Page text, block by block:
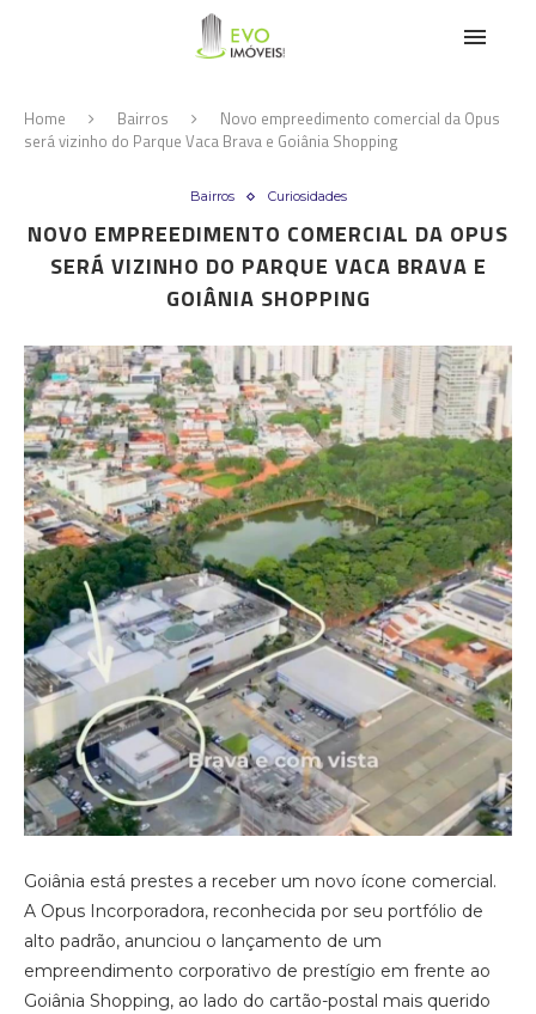
Home Bairros
Novo empreedimento comercial da Opus
será vizinho do Parque Vaca Brava e Goiânia Shopping
Bairros Curiosidades
NOVO EMPREEDIMENTO COMERCIAL DA OPUS
SERÁ VIZINHO DO PARQUE VACA BRAVA E
GOIÂNIA SHOPPING
Goiânia está prestes a receber um novo ícone comercial.
A Opus Incorporadora, reconhecida por seu portfólio de
alto padrão, anunciou o lançamento de um
empreendimento corporativo de prestígio em frente ao
Goiânia Shopping, ao lado do cartão-postal mais querido